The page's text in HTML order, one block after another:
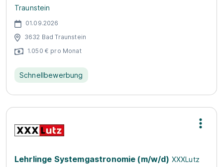
Traunstein
01.09.2026
3632 Bad Traunstein
1.050 € pro Monat
Schnellbewerbung
Lehrlinge Systemgastronomie (m/w/d) XXXLutz